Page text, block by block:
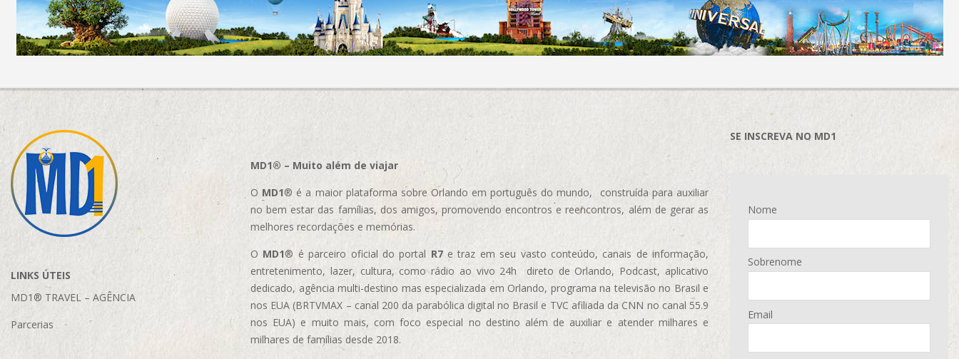
LINKS ÚTEIS
MD1® TRAVEL – AGÊNCIA
Parcerias
MD1® – Muito além de viajar
O MD1® é a maior plataforma sobre Orlando em português do mundo, construída para auxiliar
no bem estar das famílias, dos amigos, promovendo encontros e reencontros, além de gerar as
melhores recordações e memórias.
O MD1® é parceiro oficial do portal R7e traz em seu vasto conteúdo, canais de informação,
entretenimento, lazer, cultura, como rádio ao vivo 24h direto de Orlando, Podcast, aplicativo
dedicado, agência multi-destino mas especializada em Orlando, programa na televisão no Brasil e
nos EUA (BRTVMAX – canal 200 da parabólica digital no Brasil e TVC afiliada da CNN no canal 55.9
nos EUA) e muito mais, com foco especial no destino além de auxiliar e atender milhares e
milhares de famílias desde 2018.
SE INSCREVA NO MD1
Nome
Sobrenome
Email